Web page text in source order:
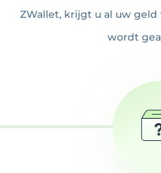
ZWallet, krijgt u al uw geld
wordt